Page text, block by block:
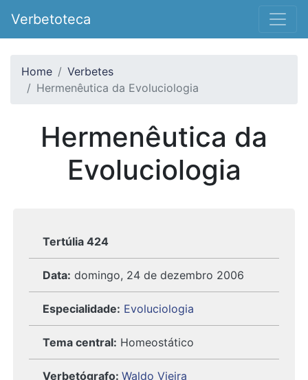
Verbetoteca
Home
Verbetes
Hermenêutica da Evoluciologia
Hermenêutica da
Evoluciologia
Tertúlia 424
Data: domingo, 24 de dezembro 2006
Especialidade: Evoluciologia
Tema central: Homeostático
Verbetógrafo: Waldo Vieira